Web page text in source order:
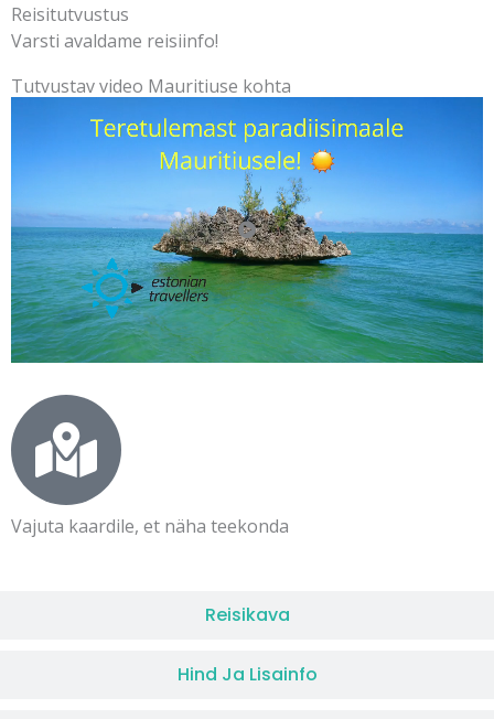
Reisikava
Hind Ja Lisainfo
Reisitutvustus
Varsti avaldame reisiinfo!
Tutvustav video Mauritiuse kohta
Vajuta kaardile, et näha teekonda​